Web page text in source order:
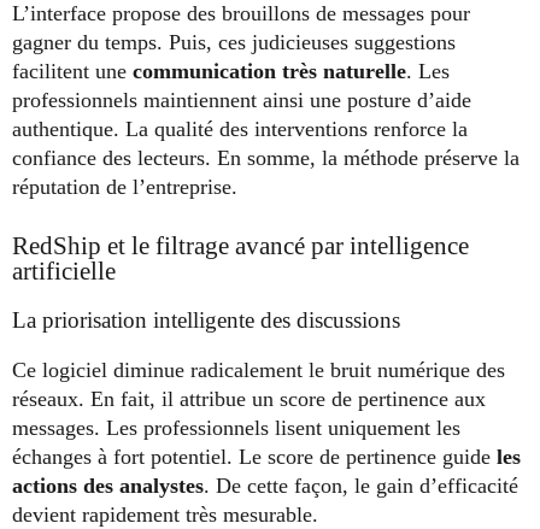
L’interface propose des brouillons de messages pour
gagner du temps. Puis, ces judicieuses suggestions
facilitent une communication très naturelle. Les
professionnels maintiennent ainsi une posture d’aide
authentique. La qualité des interventions renforce la
confiance des lecteurs. En somme, la méthode préserve la
réputation de l’entreprise.
RedShip et le filtrage avancé par intelligence
artificielle
La priorisation intelligente des discussions
Ce logiciel diminue radicalement le bruit numérique des
réseaux. En fait, il attribue un score de pertinence aux
messages. Les professionnels lisent uniquement les
échanges à fort potentiel. Le score de pertinence guide les
actions des analystes. De cette façon, le gain d’efficacité
devient rapidement très mesurable.